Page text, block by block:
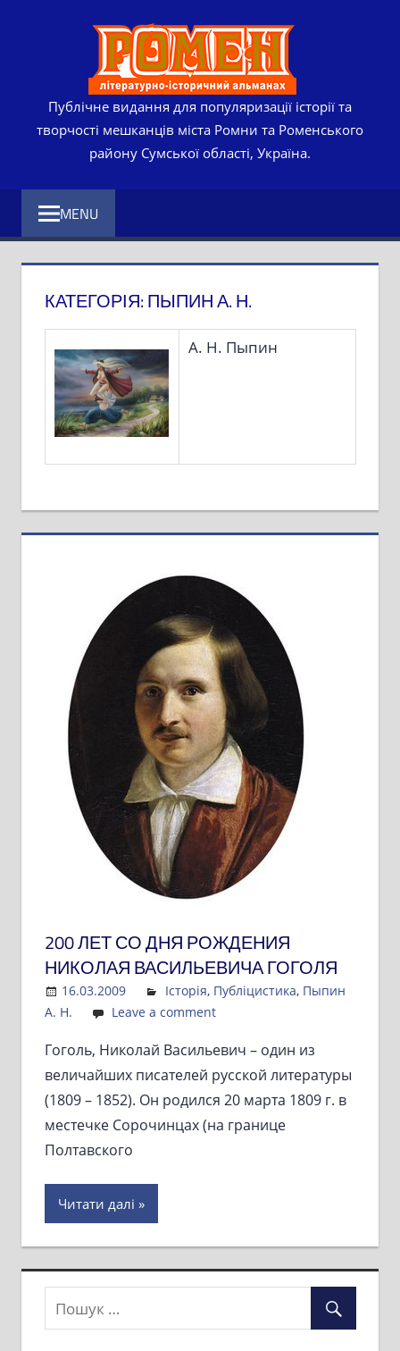
Публічне видання для популяризації історії та
творчості мешканців міста Ромни та Роменського
району Сумської області, Україна.
MENU
КАТЕГОРІЯ:ПЫПИН А. Н.
А. Н. Пыпин
200 ЛЕТ СО ДНЯ РОЖДЕНИЯ
НИКОЛАЯ ВАСИЛЬЕВИЧА ГОГОЛЯ
16.03.2009 Admin
Історія, Публіцистика, Пыпин
А. Н.
Leave a comment
Гоголь, Николай Васильевич – один из
величайших писателей русской литературы
(1809 – 1852). Он родился 20 марта 1809 г. в
местечке Сорочинцах (на границе
Полтавского
Читати далі